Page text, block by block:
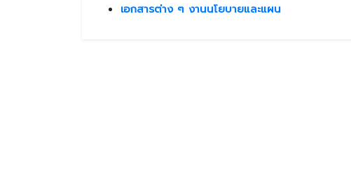
เอกสารต่าง ๆ งานนโยบายและแผน